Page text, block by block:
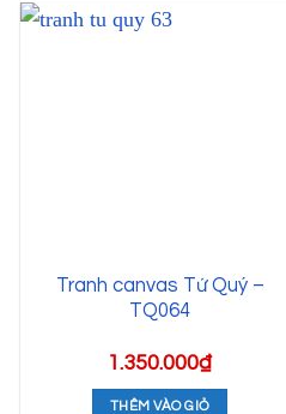
Tranh canvas Tứ Quý –
TQ064
1.350.000₫
THÊM VÀO GIỎ